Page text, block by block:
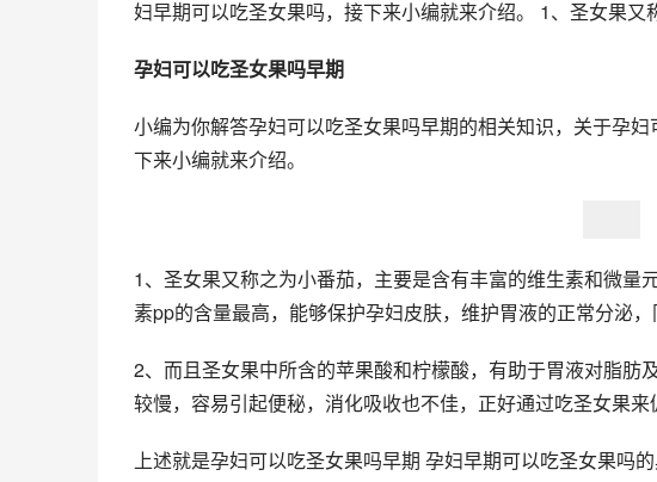
妇早期可以吃圣女果吗，接下来小编就来介绍。 1、圣女果又
孕妇可以吃圣女果吗早期
小编为你解答孕妇可以吃圣女果吗早期的相关知识，关于孕
下来小编就来介绍。
1、圣女果又称之为小番茄，主要是含有丰富的维生素和微
素pp的含量最高，能够保护孕妇皮肤，维护胃液的正常分泌
2、而且圣女果中所含的苹果酸和柠檬酸，有助于胃液对脂肪
较慢，容易引起便秘，消化吸收也不佳，正好通过吃圣女果来
上述就是孕妇可以吃圣女果吗早期 孕妇早期可以吃圣女果吗